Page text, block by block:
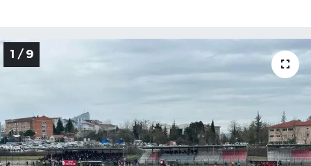
1 / 9
Spor
Turizm